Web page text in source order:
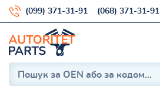
(099) 371-31-91 (068) 371-31-91